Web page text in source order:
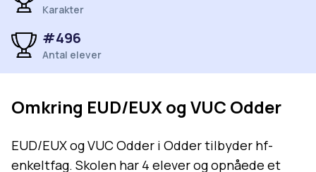
Karakter
#496
Antal elever
Omkring EUD/EUX og VUC Odder
EUD/EUX og VUC Odder i Odder tilbyder hf-
enkeltfag. Skolen har 4 elever og opnåede et